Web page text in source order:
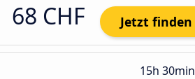
68 CHF Jetzt finden
15h 30min